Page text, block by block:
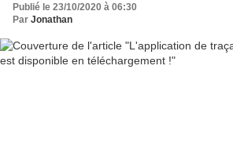
Publié le 23/10/2020 à 06:30
Par Jonathan